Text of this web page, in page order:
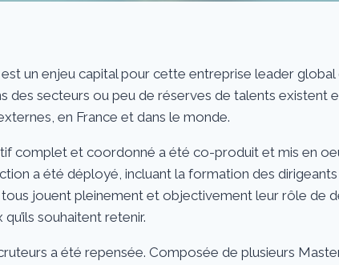
un enjeu capital pour cette entreprise leader global
des secteurs ou peu de réserves de talents existent
en France et dans le monde.
complet et coordonné a été co-produit et mis en
a été déployé, incluant la formation des
jouent pleinement et objectivement leur rôle de
souhaitent retenir.
a été repensée. Composée de plusieurs